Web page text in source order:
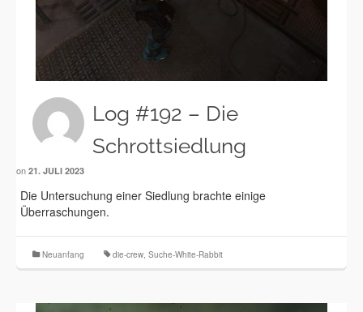
Log #192 – Die
Schrottsiedlung
on 21. JULI 2023
Die Untersuchung einer Siedlung brachte einige
Überraschungen.
Neuanfang die-crew, Suche-White-Rabbit